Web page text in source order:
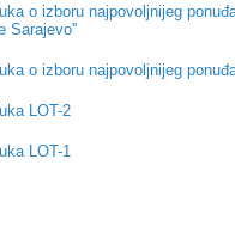
o izboru najpovoljnijeg
Sarajevo''
o izboru najpovoljnijeg
LOT-2
LOT-1